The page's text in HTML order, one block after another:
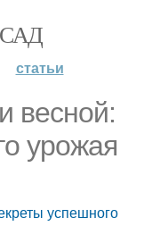
статьи
весной:
урожая
успешного